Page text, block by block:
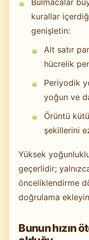
Bulmacalar
kurallar
genişletin:
Alt satır
hücrelik
Periyodik
yoğun ve
Örüntü
şekillerini
Yüksek
geçerlidir;
önceliklendirme
doğrulama
Bunun hızın